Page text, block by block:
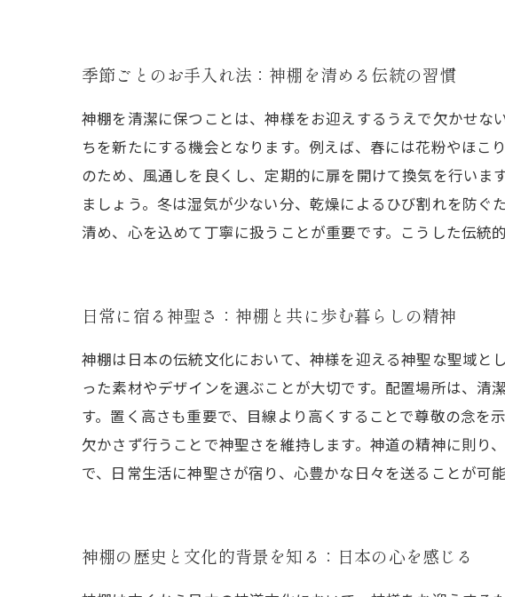
季節ごとのお手入れ法：神棚を清める伝統の習慣
神棚を清潔に保つことは、神様をお迎えするうえで欠かせ
ちを新たにする機会となります。例えば、春には花粉やほ
のため、風通しを良くし、定期的に扉を開けて換気を行い
ましょう。冬は湿気が少ない分、乾燥によるひび割れを防
清め、心を込めて丁寧に扱うことが重要です。こうした伝統
日常に宿る神聖さ：神棚と共に歩む暮らしの精神
神棚は日本の伝統文化において、神様を迎える神聖な聖域
った素材やデザインを選ぶことが大切です。配置場所は、
す。置く高さも重要で、目線より高くすることで尊敬の念
欠かさず行うことで神聖さを維持します。神道の精神に則り
で、日常生活に神聖さが宿り、心豊かな日々を送ることが可
神棚の歴史と文化的背景を知る：日本の心を感じる